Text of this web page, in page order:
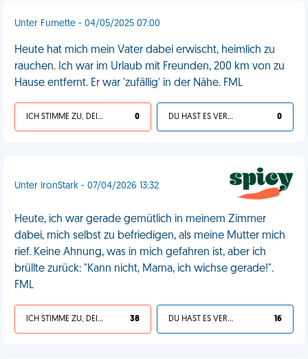
Unter Fumette - 04/05/2025 07:00
Heute hat mich mein Vater dabei erwischt, heimlich zu
rauchen. Ich war im Urlaub mit Freunden, 200 km von zu
Hause entfernt. Er war 'zufällig' in der Nähe. FML
ICH STIMME ZU, DEIN LEBEN IST SCHEISSE 0 DU HAST ES VERDIENT 0
Unter IronStark - 07/04/2026 13:32
Heute, ich war gerade gemütlich in meinem Zimmer
dabei, mich selbst zu befriedigen, als meine Mutter mich
rief. Keine Ahnung, was in mich gefahren ist, aber ich
brüllte zurück: "Kann nicht, Mama, ich wichse gerade!".
FML
ICH STIMME ZU, DEIN LEBEN IST SCHEISSE 38 DU HAST ES VERDIENT 16